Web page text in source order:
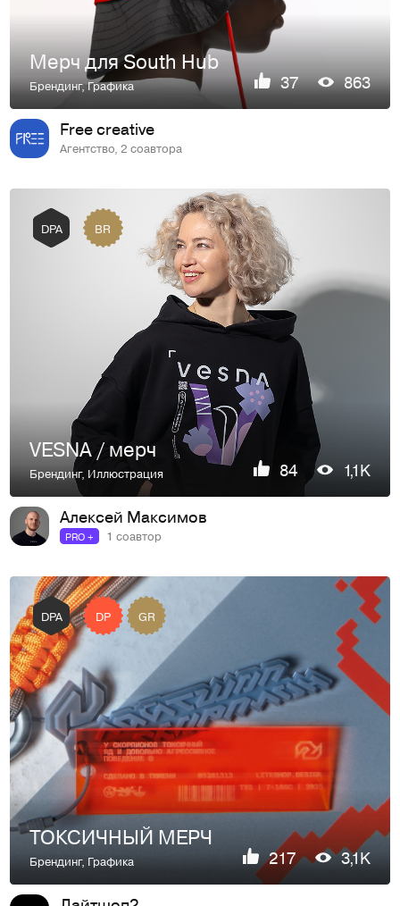
Мерч для South Hub
Брендинг,Графика 37 863
Free creative
Агентство, 2 соавтора
DPA BR
VESNA / мерч
Брендинг, Иллюстрация 84 1,1K
Алексей Максимов
PRO + 1 соавтор
DPA DP GR
ТОКСИЧНЫЙ МЕРЧ
Брендинг, Графика 217 3,1K